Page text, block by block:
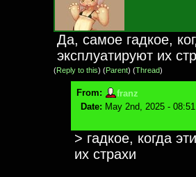
Да, самое гадкое,
эксплуатируют их
(Reply to this) (Parent) (Thread)
From:
franz
Date: May 2nd, 2025 -
> гадкое, когда
их страхи